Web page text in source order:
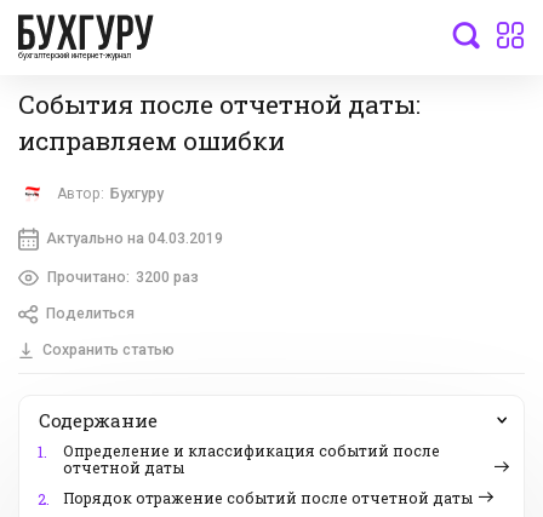
бухгалтерский интернет-журнал
События после отчетной даты:
исправляем ошибки
Автор: Бухгуру
Актуально на 04.03.2019
Прочитано: 3200 раз
Поделиться
Сохранить статью
Содержание
1.
Определение и классификация событий после
отчетной даты
2.
Порядок отражение событий после отчетной даты